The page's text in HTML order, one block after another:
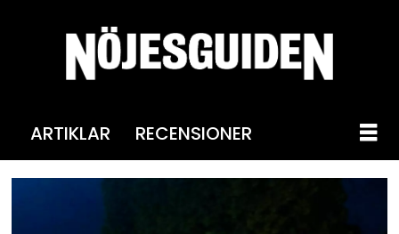
ARTIKLAR RECENSIONER